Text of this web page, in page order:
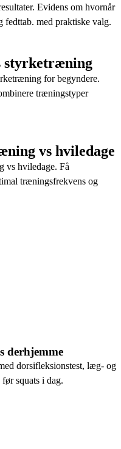
Evidens om hvornår
fedttab. med praktiske valg.
styrketræning
for begyndere.
træningstyper
vs hviledage
vs hviledage. Få
træningsfrekvens og
derhjemme
dorsifleksionstest, læg- og
squats i dag.